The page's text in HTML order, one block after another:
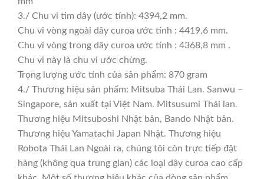
3./ Chu vi tim dây (ước tính): 4394,2 mm.
Chu vi vòng ngoài dây curoa ước tính : 4419,6 mm.
Chu vi vòng trong dây curoa ước tính : 4368,8 mm .
Chu vi này là chu vi ước chừng.
Trọng lượng ước tính của sản phẩm: 870 gram
4./ Thương hiệu sản phẩm: Mitsuba Thái Lan. Sanwu –
Singapore, sản xuất tại Việt Nam. Mitsusumi Thái lan.
Thương hiệu Mitsuboshi Nhật bản, Bando Nhật bản.
Thương hiệu Yamatachi Japan Nhật. Thương hiệu
Robota Thái Lan Ngoài ra, chúng tôi còn trực tiếp đặt
hàng (không qua trung gian) các loại dây curoa cao cấp